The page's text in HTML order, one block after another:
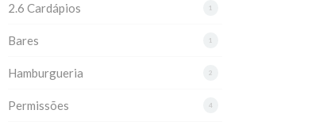
1
2.6 Cardápios
1
Bares
2
Hamburgueria
4
Permissões